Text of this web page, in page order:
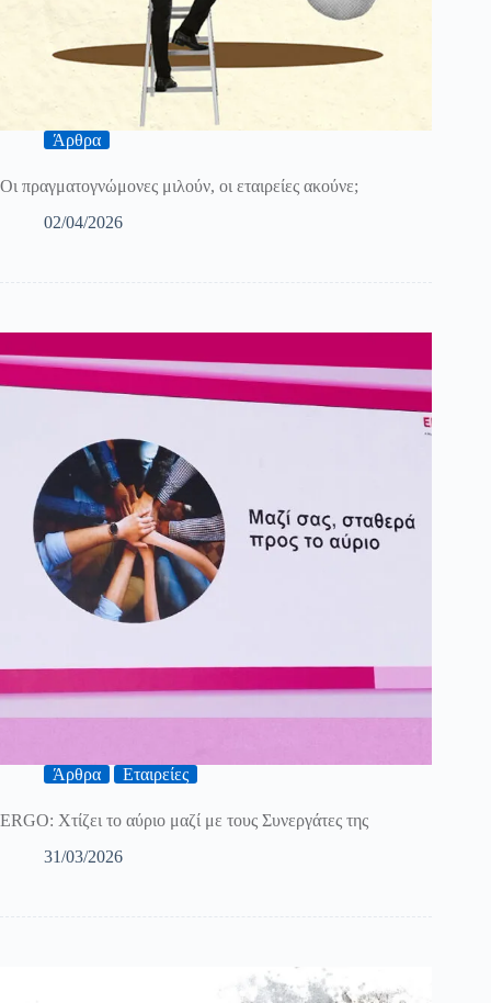
Άρθρα
Οι πραγματογνώμονες μιλούν, οι εταιρείες ακούνε;
02/04/2026
Άρθρα Εταιρείες
ERGO: Χτίζει το αύριο μαζί με τους Συνεργάτες της
31/03/2026